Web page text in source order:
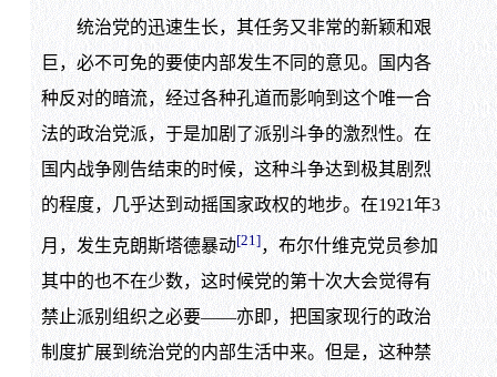
统治党的迅速生长，其任务又非常的新颖和艰
巨，必不可免的要使内部发生不同的意见。国内各
种反对的暗流，经过各种孔道而影响到这个唯一合
法的政治党派，于是加剧了派别斗争的激烈性。在
国内战争刚告结束的时候，这种斗争达到极其剧烈
的程度，几乎达到动摇国家政权的地步。在1921年3
月，发生克朗斯塔德暴动[21]，布尔什维克党员参加
其中的也不在少数，这时候党的第十次大会觉得有
禁止派别组织之必要——亦即，把国家现行的政治
制度扩展到统治党的内部生活中来。但是，这种禁